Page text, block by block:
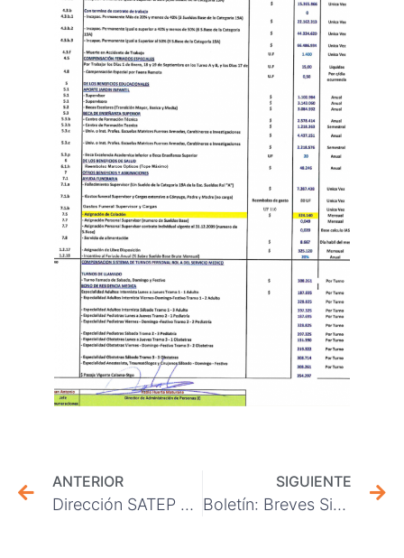
ANTERIOR
Dirección SATEP de Codelco convocó reunión clave para implementar la nueva Información de Riesgos Laborales (IRL) en DCH
SIGUIENTE
Boletín: Breves Sindicales 08 de Enero 2026